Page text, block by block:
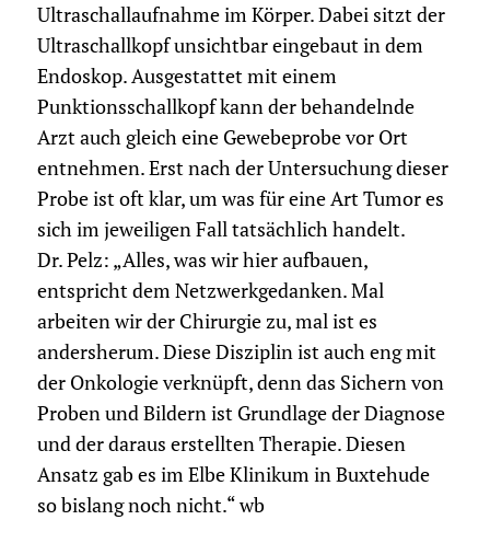
Ultraschallaufnahme im Körper. Dabei sitzt der
Ultraschallkopf unsichtbar eingebaut in dem
Endoskop. Ausgestattet mit einem
Punktionsschallkopf kann der behandelnde
Arzt auch gleich eine Gewebeprobe vor Ort
entnehmen. Erst nach der Untersuchung dieser
Probe ist oft klar, um was für eine Art Tumor es
sich im jeweiligen Fall tatsächlich handelt.
Dr. Pelz: „Alles, was wir hier aufbauen,
entspricht dem Netzwerkgedanken. Mal
arbeiten wir der Chirurgie zu, mal ist es
andersherum. Diese Disziplin ist auch eng mit
der Onkologie verknüpft, denn das Sichern von
Proben und Bildern ist Grundlage der Diagnose
und der daraus erstellten Therapie. Diesen
Ansatz gab es im Elbe Klinikum in Buxtehude
so bislang noch nicht.“ wb